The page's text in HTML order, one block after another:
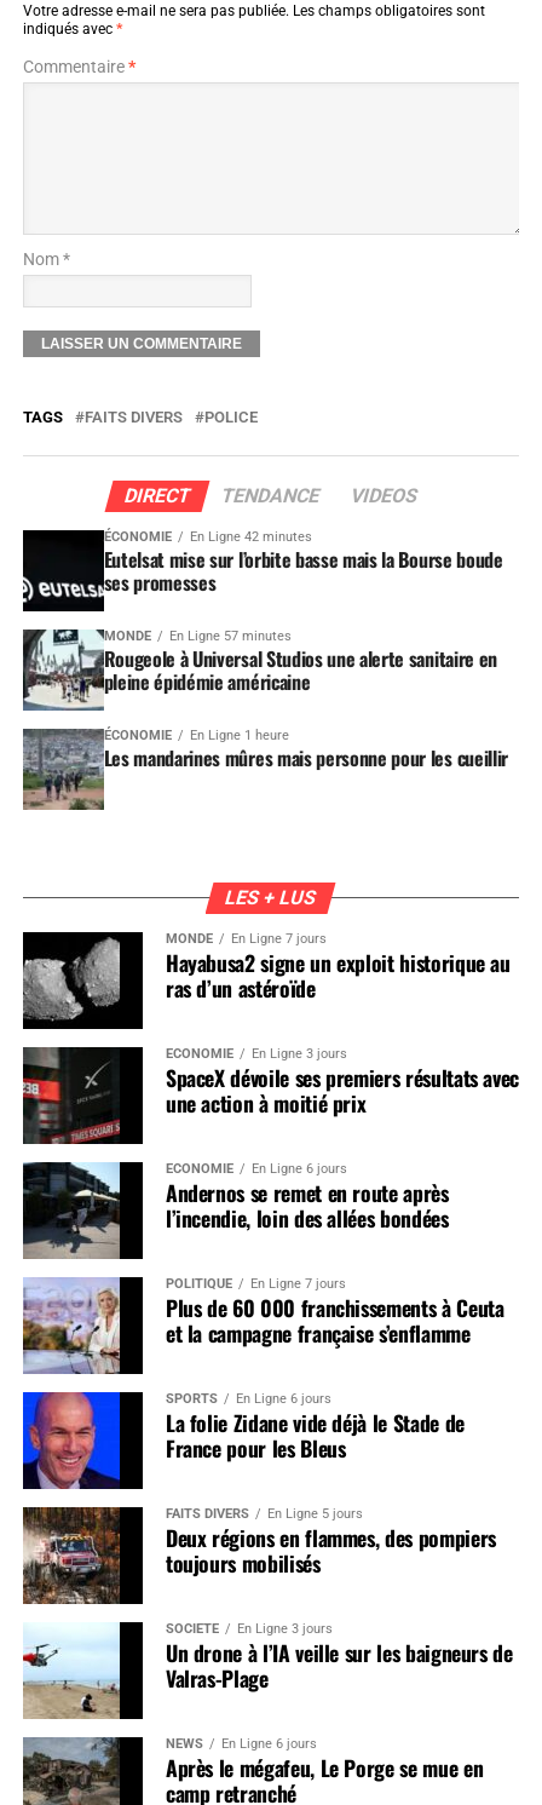
Votre adresse e-mail ne sera pas publiée. Les champs obligatoires sont
indiqués avec *
Commentaire*
Nom *
TAGS FAITS DIVERS POLICE
DIRECT TENDANCE VIDEOS
ÉCONOMIE En Ligne 42 minutes
Eutelsat mise sur l’orbite basse mais la Bourse boude
ses promesses
MONDE En Ligne 57 minutes
Rougeole à Universal Studios une alerte sanitaire en
pleine épidémie américaine
ÉCONOMIE En Ligne 1 heure
Les mandarines mûres mais personne pour les cueillir
LES + LUS
MONDE En Ligne 7 jours
Hayabusa2 signe un exploit historique au
ras d’un astéroïde
ÉCONOMIE En Ligne 3 jours
SpaceX dévoile ses premiers résultats avec
une action à moitié prix
ÉCONOMIE En Ligne 6 jours
Andernos se remet en route après
l’incendie, loin des allées bondées
POLITIQUE En Ligne 7 jours
Plus de 60 000 franchissements à Ceuta
et la campagne française s’enflamme
SPORTS En Ligne 6 jours
La folie Zidane vide déjà le Stade de
France pour les Bleus
FAITS DIVERS En Ligne 5 jours
Deux régions en flammes, des pompiers
toujours mobilisés
SOCIÉTÉ En Ligne 3 jours
Un drone à l’IA veille sur les baigneurs de
Valras-Plage
NEWS En Ligne 6 jours
Après le mégafeu, Le Porge se mue en
camp retranché